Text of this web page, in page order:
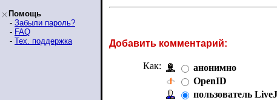
Помощь
- Забыли пароль?
- FAQ
- Тех. поддержка
Добавить комментарий:
Как:
анонимно
OpenID
пользователь